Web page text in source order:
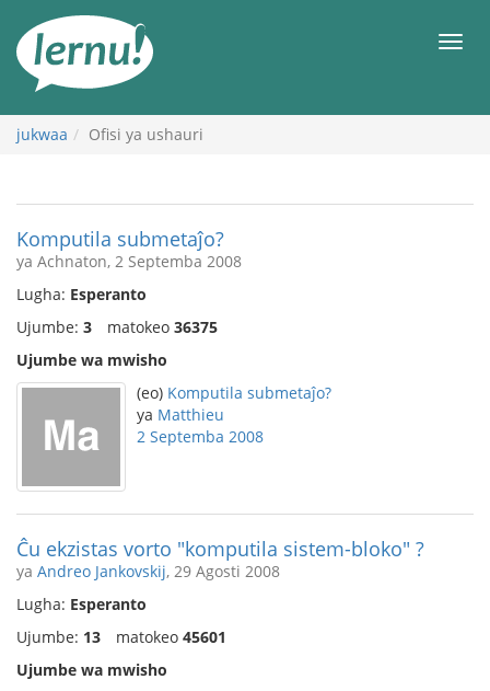
maudhui
jukwaa Ofisi ya ushauri
Komputila submetaĵo?
ya Achnaton, 2 Septemba 2008
Lugha: Esperanto
Ujumbe: 3 matokeo 36375
Ujumbe wa mwisho
(eo) Komputila submetaĵo?
ya Matthieu
2 Septemba 2008
Ĉu ekzistas vorto "komputila sistem-bloko" ?
ya Andreo Jankovskij, 29 Agosti 2008
Lugha: Esperanto
Ujumbe: 13 matokeo 45601
Ujumbe wa mwisho